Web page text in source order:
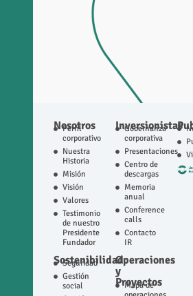
Nosotros
Perfil
corporativo
Nuestra
Historia
Misión
Visión
Valores
Testimonio
de nuestro
Presidente
Fundador
Sostenibilidad
Seguridad
Gestión
social
Inversionistas
Gobernanza
corporativa
Presentaciones
Centro de
descargas
Memoria
anual
Conference
calls
Contacto
IR
Operaciones
y
Proyectos
Mapa de